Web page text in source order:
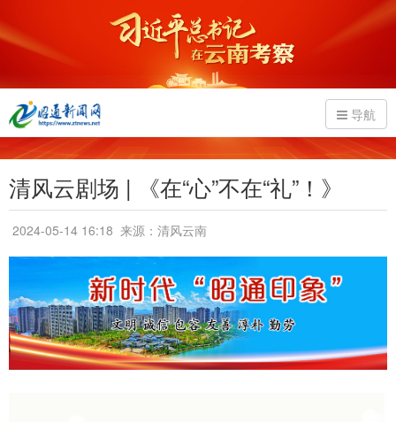
导航
清风云剧场 | 《在“心”不在“礼”！》
2024-05-14 16:18 来源：清风云南